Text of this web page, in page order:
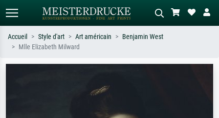
impressionnisme, vague de Hokusai,
Accueil Style d'art Art américain
Benjamin West
Mlle Elizabeth Milward